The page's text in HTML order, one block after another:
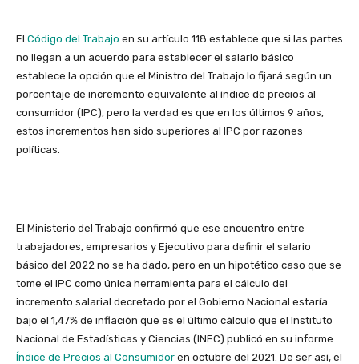
El Código del Trabajo en su artículo 118 establece que si las partes
no llegan a un acuerdo para establecer el salario básico
establece la opción que el Ministro del Trabajo lo fijará según un
porcentaje de incremento equivalente al índice de precios al
consumidor (IPC), pero la verdad es que en los últimos 9 años,
estos incrementos han sido superiores al IPC por razones
políticas.
El Ministerio del Trabajo confirmó que ese encuentro entre
trabajadores, empresarios y Ejecutivo para definir el salario
básico del 2022 no se ha dado, pero en un hipotético caso que se
tome el IPC como única herramienta para el cálculo del
incremento salarial decretado por el Gobierno Nacional estaría
bajo el 1,47% de inflación que es el último cálculo que el Instituto
Nacional de Estadísticas y Ciencias (INEC) publicó en su informe
Índice de Precios al Consumidor en octubre del 2021. De ser así, el